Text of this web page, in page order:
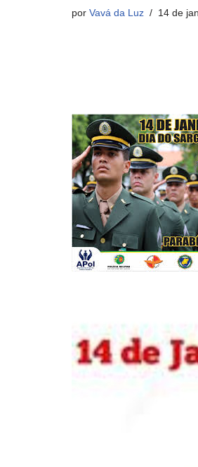
por Vavá da Luz 14 de